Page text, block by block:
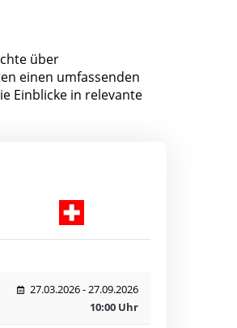
über
einen umfassenden
Einblicke in relevante
27.03.2026 - 27.09.2026
10:00 Uhr